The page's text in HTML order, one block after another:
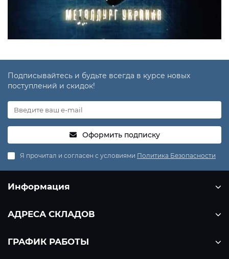
Подписывайтесь и будьте всегда в курсе новых
поступлений и скидок!
Оформить подписку
Я прочитал и согласен с условиями Политика Безопасности
Информация
АДРЕСА СКЛАДОВ
ГРАФИК РАБОТЫ